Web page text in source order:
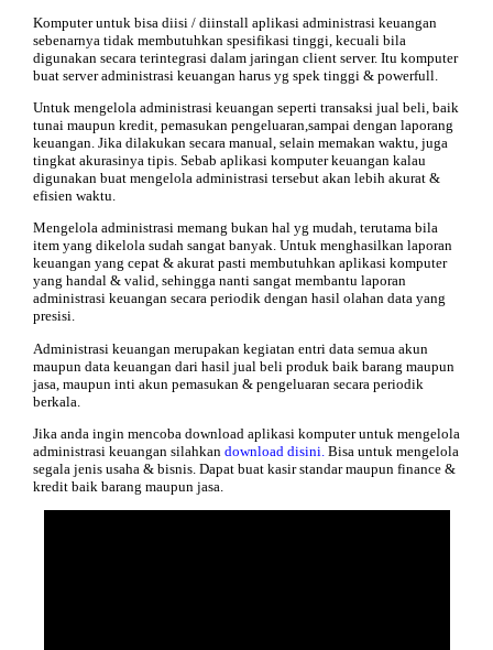
Komputer untuk bisa diisi / diinstall aplikasi administrasi keuangan
sebenarnya tidak membutuhkan spesifikasi tinggi, kecuali bila
digunakan secara terintegrasi dalam jaringan client server. Itu komputer
buat server administrasi keuangan harus yg spek tinggi & powerfull.
Untuk mengelola administrasi keuangan seperti transaksi jual beli, baik
tunai maupun kredit, pemasukan pengeluaran,sampai dengan laporang
keuangan. Jika dilakukan secara manual, selain memakan waktu, juga
tingkat akurasinya tipis. Sebab aplikasi komputer keuangan kalau
digunakan buat mengelola administrasi tersebut akan lebih akurat &
efisien waktu.
Mengelola administrasi memang bukan hal yg mudah, terutama bila
item yang dikelola sudah sangat banyak. Untuk menghasilkan laporan
keuangan yang cepat & akurat pasti membutuhkan aplikasi komputer
yang handal & valid, sehingga nanti sangat membantu laporan
administrasi keuangan secara periodik dengan hasil olahan data yang
presisi.
Administrasi keuangan merupakan kegiatan entri data semua akun
maupun data keuangan dari hasil jual beli produk baik barang maupun
jasa, maupun inti akun pemasukan & pengeluaran secara periodik
berkala.
Jika anda ingin mencoba download aplikasi komputer untuk mengelola
administrasi keuangan silahkan download disini. Bisa untuk mengelola
segala jenis usaha & bisnis. Dapat buat kasir standar maupun finance &
kredit baik barang maupun jasa.